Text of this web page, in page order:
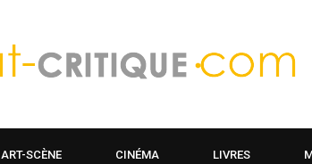
ART-SCÈNE CINÉMA LIVRES